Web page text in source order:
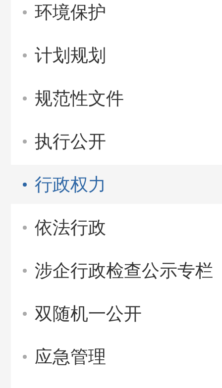
环境保护
计划规划
规范性文件
执行公开
行政权力
依法行政
涉企行政检查公示专栏
双随机一公开
应急管理